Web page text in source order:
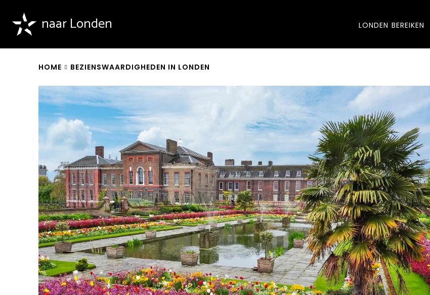
naar Londen LONDEN BEREIKEN
HOME BEZIENSWAARDIGHEDEN IN LONDEN